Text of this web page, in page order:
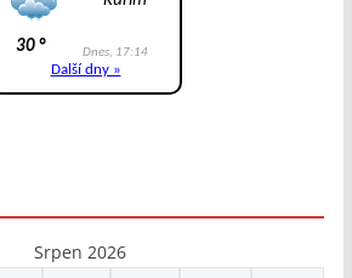
Srpen 2026